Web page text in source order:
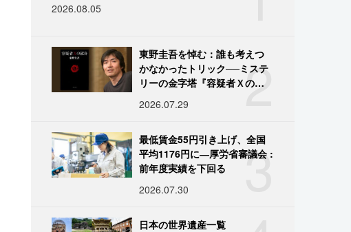
2026.08.05
2
東野圭吾を悼む：誰も考えつ
かなかったトリック──ミステ
リーの金字塔『容疑者Ｘの献
2026.07.29
3
最低賃金55円引き上げ、全国
平均1176円に―厚労省審議会 :
前年度実績を下回る
2026.07.30
日本の世界遺産一覧